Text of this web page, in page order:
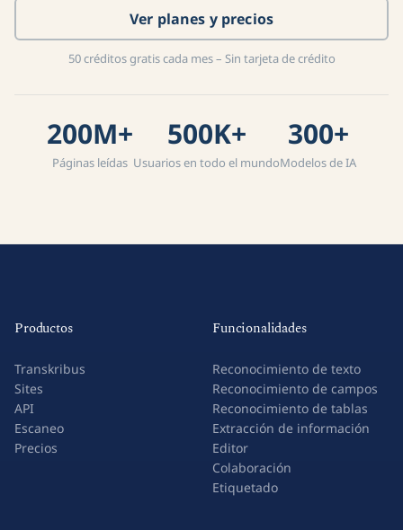
Ver planes y precios
50 créditos gratis cada mes – Sin tarjeta de crédito
200M+
Páginas leídas
500K+
Usuarios en todo el mundo
300+
Modelos de IA
Productos
Transkribus
Sites
API
Escaneo
Precios
Funcionalidades
Reconocimiento de texto
Reconocimiento de campos
Reconocimiento de tablas
Extracción de información
Editor
Colaboración
Etiquetado